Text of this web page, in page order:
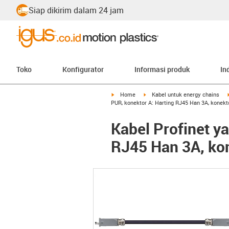
Siap dikirim dalam 24 jam
Toko Konfigurator Informasi produk
igus-icon-arrow-right
Home igus-icon-arrow-right
Kabel untuk energy chains
PUR, konektor A: Harting RJ45 Han 3A,
Kabel Profinet
RJ45 Han 3A,